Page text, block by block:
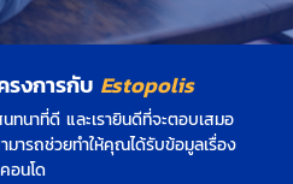
งการกับ Estopolis
ทนาที่ดี และเรายินดีที่จะตอบเสมอ
มารถช่วยทำให้คุณได้รับข้อมูลเรื่อง
คอนโด